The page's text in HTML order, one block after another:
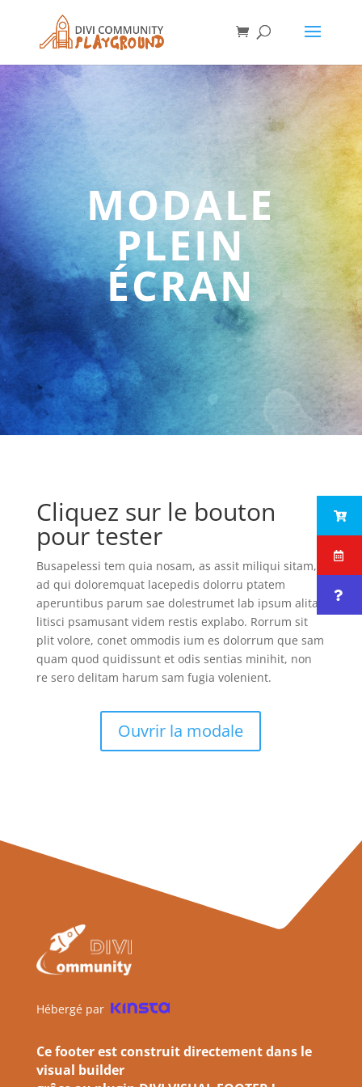
MODALE
PLEIN
ÉCRAN
Cliquez sur le bouton
pour tester
Busapelessi tem quia nosam, as assit miliqui sitam,
ad qui doloremquat lacepedis dolorru ptatem
aperuntibus parum sae dolestrumet lab ipsum alitat
litisci psamusant videm restis explabo. Rorrum sit
plit volore, conet ommodis ium es dolorrum que sam
quam quod quidissunt et odis sentias minihit, non
re sero delitam harum sam fugia volenient.
Ouvrir la modale
Hébergé par
Ce footer est construit directement dans le
visual builder